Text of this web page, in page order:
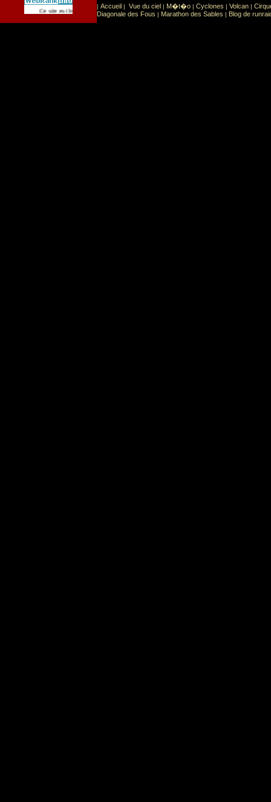
Ce site est list� dans la cat�gorie Sport: Sports extr�mes
| Accueil | Vue du ciel | M�t�o | Cyclones | Volcan |
Diagonale des Fous | Marathon des Sables | Blog de